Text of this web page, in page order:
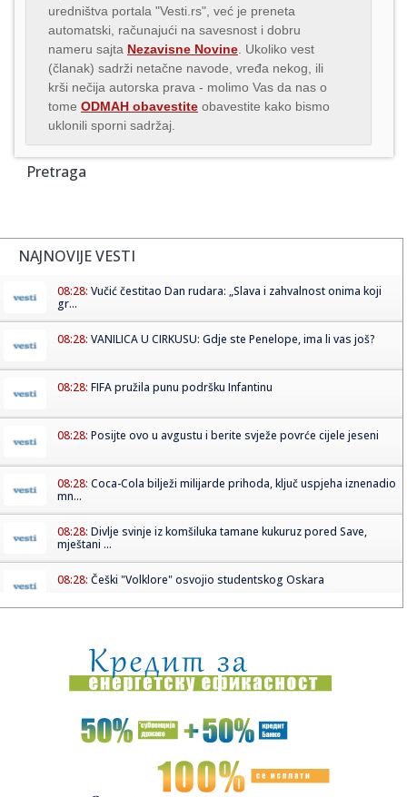
uredništva portala "Vesti.rs", već je preneta
automatski, računajući na savesnost i dobru
nameru sajta Nezavisne Novine . Ukoliko vest
(članak) sadrži netačne navode, vređa nekog, ili
krši nečija autorska prava - molimo Vas da nas o
tome ODMAH obavestite obavestite kako bismo
uklonili sporni sadržaj.
Pretraga
NAJNOVIJE VESTI
08:28: Vučić čestitao Dan rudara: „Slava i zahvalnost onima koji
gr...
08:28: VANILICA U CIRKUSU: Gdje ste Penelope, ima li vas još?
08:28: FIFA pružila punu podršku Infantinu
08:28: Posijte ovo u avgustu i berite svježe povrće cijele jeseni
08:28: Coca-Cola bilježi milijarde prihoda, ključ uspjeha iznenadio
mn...
08:28: Divlje svinje iz komšiluka tamane kukuruz pored Save,
mještani ...
08:28: Češki "Volklore" osvojio studentskog Oskara
08:28:Ema Heming otvoreno o životu uz Brusa Vilisa
08:28:Gruzija u mraku: Treći put za dvije nedjelje
Novo otkriće mijenja pogled na prvu vojnu supersilu svijeta